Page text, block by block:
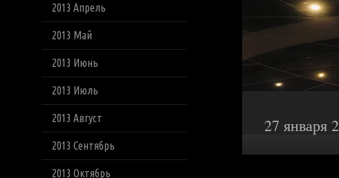
27 января
2013 Апрель
2013 Май
2013 Июнь
2013 Июль
2013 Август
2013 Сентябрь
2013 Октябрь